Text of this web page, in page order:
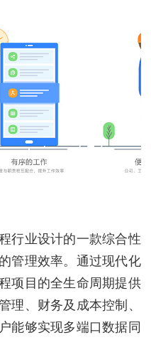
行业设计的一款综合性
管理效率。通过现代化
项目的全生命周期提供
理、财务及成本控制、
能够实现多端口数据同